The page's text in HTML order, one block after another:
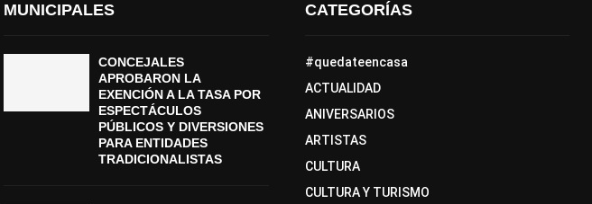
MUNICIPALES
CONCEJALES
APROBARON LA
EXENCIÓN A LA TASA POR
ESPECTÁCULOS
PÚBLICOS Y DIVERSIONES
PARA ENTIDADES
TRADICIONALISTAS
CATEGORÍAS
#quedateencasa
ACTUALIDAD
ANIVERSARIOS
ARTISTAS
CULTURA
CULTURA Y TURISMO